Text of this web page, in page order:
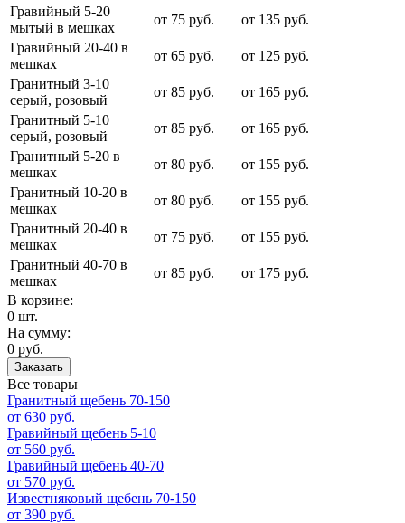
Гравийный 5-20
мытый в мешках
от 75 руб.
от 135 руб.
Гравийный 20-40 в
мешках
от 65 руб.
от 125 руб.
Гранитный 3-10
серый, розовый
от 85 руб.
от 165 руб.
Гранитный 5-10
серый, розовый
от 85 руб.
от 165 руб.
Гранитный 5-20 в
мешках
от 80 руб.
от 155 руб.
Гранитный 10-20 в
мешках
от 80 руб.
от 155 руб.
Гранитный 20-40 в
мешках
от 75 руб.
от 155 руб.
Гранитный 40-70 в
мешках
от 85 руб.
от 175 руб.
В корзине:
0 шт.
На сумму:
0 руб.
Заказать
Все товары
Гранитный щебень 70-150
от 630 руб.
Гравийный щебень 5-10
от 560 руб.
Гравийный щебень 40-70
от 570 руб.
Известняковый щебень 70-150
от 390 руб.